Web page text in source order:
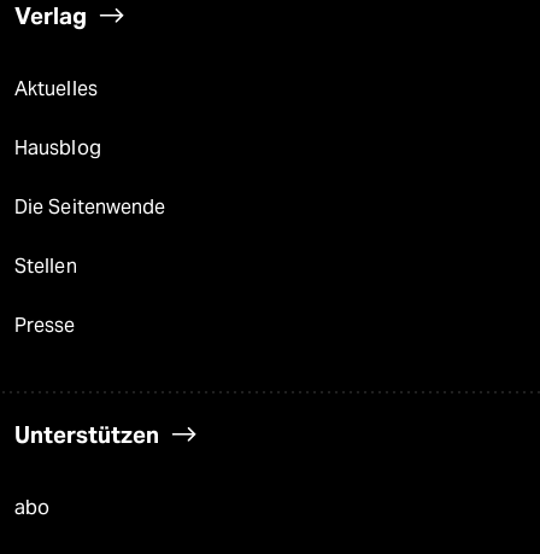
Verlag
Aktuelles
Hausblog
Die Seitenwende
Stellen
Presse
Unterstützen
abo